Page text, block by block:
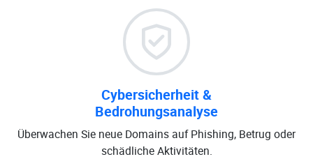
Cybersicherheit &
Bedrohungsanalyse
Überwachen Sie neue Domains auf Phishing, Betrug oder
schädliche Aktivitäten.